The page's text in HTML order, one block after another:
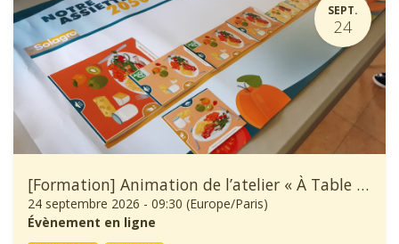
SEPT.
24
[Formation] Animation de l’atelier « À Table ! »
24 septembre 2026 - 09:30 (Europe/Paris)
Évènement en ligne